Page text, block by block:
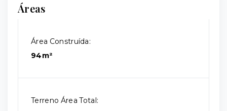
Áreas
Área Construída:
94m²
Terreno Área Total: